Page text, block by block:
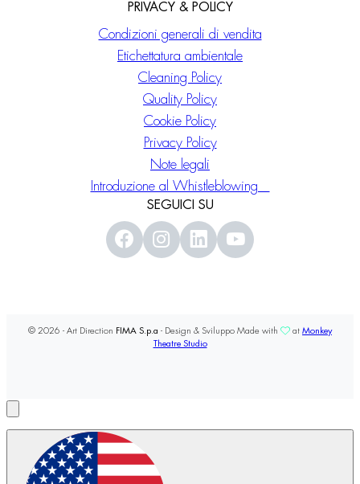
PRIVACY & POLICY
Condizioni generali di vendita
Etichettatura ambientale
Cleaning Policy
Quality Policy
Cookie Policy
Privacy Policy
Note legali
Introduzione al Whistleblowing
SEGUICI SU
© 2026 - Art Direction FIMA S.p.a - Design & Sviluppo Made with at Monkey
Theatre Studio